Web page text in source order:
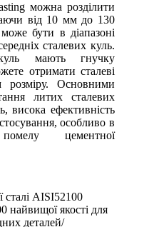
можна розділити
від 10 мм до 130
бути в діапазоні
сталевих куль.
мають гнучку
отримати сталеві
розміру. Основними
литих сталевих
висока ефективність
особливо в
цементної